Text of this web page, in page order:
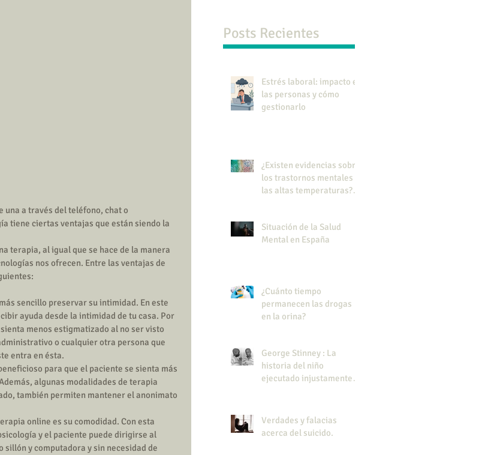
una a través del teléfono, chat o
tiene ciertas ventajas que están siendo la
terapia, al igual que se hace de la manera
nos ofrecen. Entre las ventajas de
sencillo preservar su intimidad. En este
ayuda desde la intimidad de tu casa. Por
menos estigmatizado al no ser visto
o cualquier otra persona que
entra en ésta.
para que el paciente se sienta más
algunas modalidades de terapia
también permiten mantener el anonimato
online es su comodidad. Con esta
y el paciente puede dirigirse al
sillón y computadora y sin necesidad de
Posts Recientes
Estrés laboral: impacto en
las personas y cómo
gestionarlo
¿Existen evidencias sobre
los trastornos mentales y
las altas temperaturas?
Situación de la Salud
Mental en España
¿Cuánto tiempo
permanecen las drogas
en la orina?
George Stinney : La
historia del niño
ejecutado injustamente
Verdades y falacias
acerca del suicido.